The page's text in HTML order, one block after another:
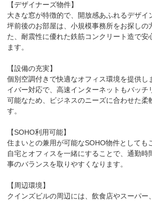
【デザイナーズ物件】
大きな窓が特徴的で、開放感あふれるデザイ
坪前後のお部屋は、小規模事務所をお探しの
た、耐震性に優れた鉄筋コンクリート造で安
ます。
【設備の充実】
個別空調付きで快適なオフィス環境を提供し
イバー対応で、高速インターネットもバッチ
可能なため、ビジネスのニーズに合わせた柔
す。
【SOHO利用可能】
住まいとの兼用が可能なSOHO物件としても
自宅とオフィスを一緒にすることで、通勤時
事のバランスを取りやすくなります。
【周辺環境】
クインズビルの周辺には、飲食店やスーパー